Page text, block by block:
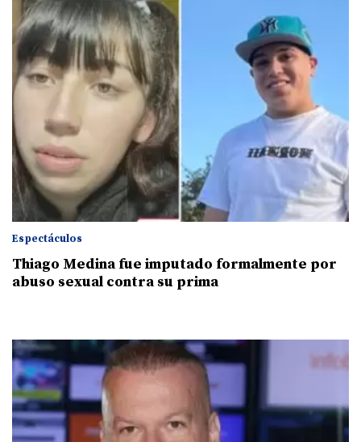
Espectáculos
Thiago Medina fue imputado formalmente por
abuso sexual contra su prima